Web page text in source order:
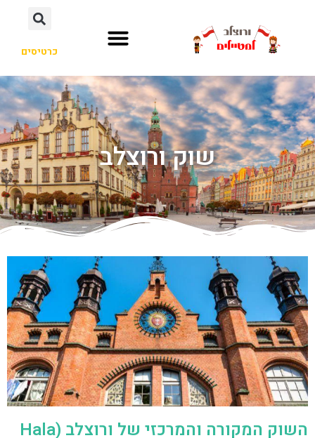
כרטיסים
שוק ורוצלב
השוק המקורה והמרכזי של ורוצלב (Hala